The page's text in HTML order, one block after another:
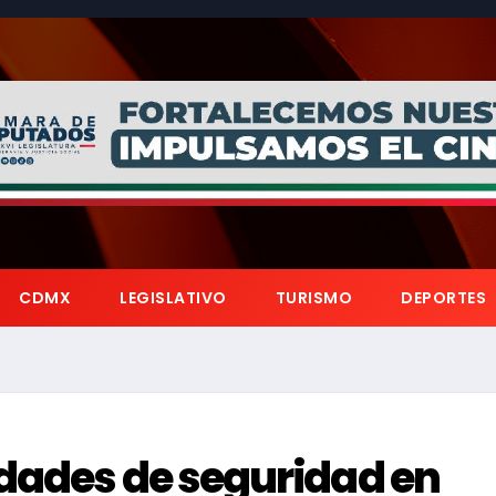
CDMX LEGISLATIVO TURISMO DEPORTES
de seguridad en